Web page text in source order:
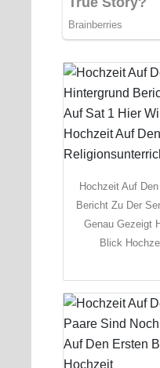
Hochzeit Auf
Bericht Zu Der
Genau Gezeigt
Blick